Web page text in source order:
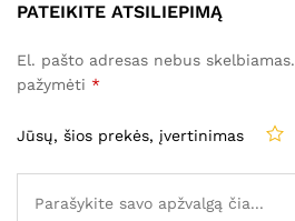
PATEIKITE ATSILIEPIMĄ
El. pašto adresas nebus skelbiamas.
pažymėti *
Jūsų, šios prekės, įvertinimas